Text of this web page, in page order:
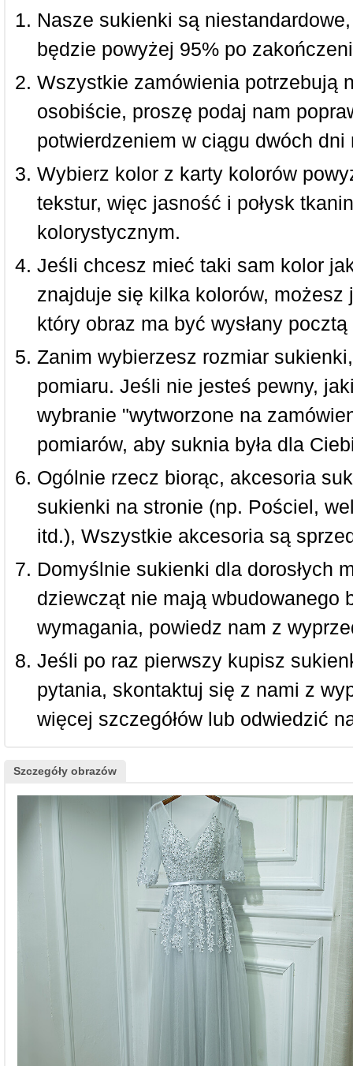
Nasze sukienki są
będzie powyżej 95% po
Wszystkie zamówienia potrzebują
osobiście, proszę podaj nam
potwierdzeniem w ciągu dwóch dni
Wybierz kolor z karty kolorów
tekstur, więc jasność i połysk
kolorystycznym.
Jeśli chcesz mieć taki sam kolor
znajduje się kilka kolorów,
który obraz ma być wysłany
Zanim wybierzesz rozmiar
pomiaru. Jeśli nie jesteś pewny,
wybranie "wytworzone na
pomiarów, aby suknia była dla
Ogólnie rzecz biorąc, akcesoria
sukienki na stronie (np. Pościel,
itd.), Wszystkie akcesoria są
Domyślnie sukienki dla dorosłych
dziewcząt nie mają
wymagania, powiedz nam z
Jeśli po raz pierwszy kupisz
pytania, skontaktuj się z nami z
więcej szczegółów lub odwiedzić
Szczegóły obrazów